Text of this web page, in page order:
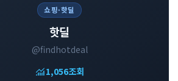
쇼핑·핫딜
핫딜
@findhotdeal
monitoring1,056조회